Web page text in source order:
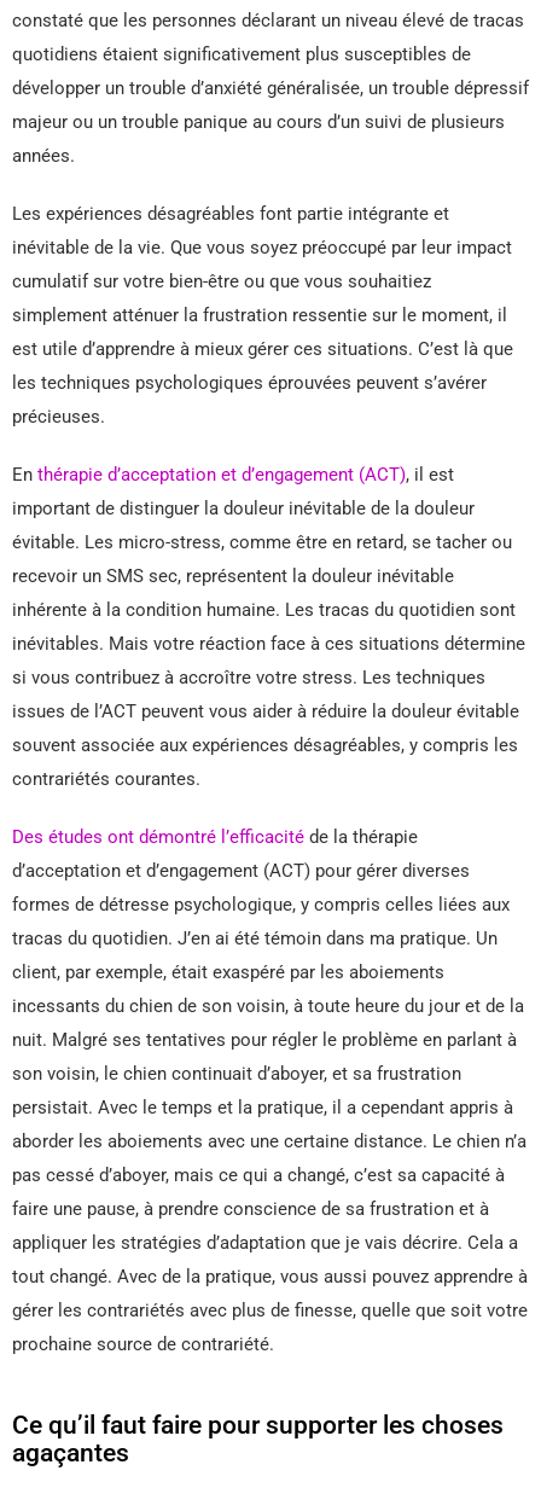
constaté que les personnes déclarant un niveau élevé de tracas
quotidiens étaient significativement plus susceptibles de
développer un trouble d’anxiété généralisée, un trouble dépressif
majeur ou un trouble panique au cours d’un suivi de plusieurs
années.
Les expériences désagréables font partie intégrante et
inévitable de la vie. Que vous soyez préoccupé par leur impact
cumulatif sur votre bien-être ou que vous souhaitiez
simplement atténuer la frustration ressentie sur le moment, il
est utile d’apprendre à mieux gérer ces situations. C’est là que
les techniques psychologiques éprouvées peuvent s’avérer
précieuses.
En thérapie d’acceptation et d’engagement (ACT), il est
important de distinguer la douleur inévitable de la douleur
évitable. Les micro-stress, comme être en retard, se tacher ou
recevoir un SMS sec, représentent la douleur inévitable
inhérente à la condition humaine. Les tracas du quotidien sont
inévitables. Mais votre réaction face à ces situations détermine
si vous contribuez à accroître votre stress. Les techniques
issues de l’ACT peuvent vous aider à réduire la douleur évitable
souvent associée aux expériences désagréables, y compris les
contrariétés courantes.
Des études ont démontré l’efficacité de la thérapie
d’acceptation et d’engagement (ACT) pour gérer diverses
formes de détresse psychologique, y compris celles liées aux
tracas du quotidien. J’en ai été témoin dans ma pratique. Un
client, par exemple, était exaspéré par les aboiements
incessants du chien de son voisin, à toute heure du jour et de la
nuit. Malgré ses tentatives pour régler le problème en parlant à
son voisin, le chien continuait d’aboyer, et sa frustration
persistait. Avec le temps et la pratique, il a cependant appris à
aborder les aboiements avec une certaine distance. Le chien n’a
pas cessé d’aboyer, mais ce qui a changé, c’est sa capacité à
faire une pause, à prendre conscience de sa frustration et à
appliquer les stratégies d’adaptation que je vais décrire. Cela a
tout changé. Avec de la pratique, vous aussi pouvez apprendre à
gérer les contrariétés avec plus de finesse, quelle que soit votre
prochaine source de contrariété.
Ce qu’il faut faire pour supporter les choses
agaçantes